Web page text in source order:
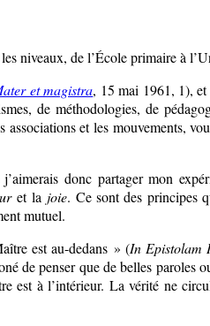
niveaux, de l’École primaire à
et magistra, 15 mai 1961, 1), et
de méthodologies, de
et les mouvements,
donc partager mon
et la joie. Ce sont des principes
mutuel.
est au-dedans » (In Epistolam
de penser que de belles paroles
est à l’intérieur. La vérité ne